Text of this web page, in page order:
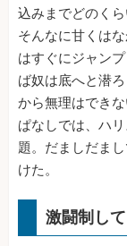
込みまでどのく
そんなに甘くは
はすぐにジャン
ば奴は底へと潜
から無理はでき
ぱなしでは、ハ
題。だましだま
けた。
激闘制し